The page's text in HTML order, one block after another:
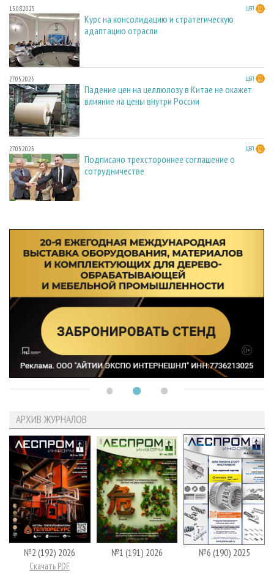
15.08.2025 ЦБП
Курс на консолидацию и стратегическую
адаптацию отрасли
27.05.2025 ЦБП
Падение цен на целлюлозу в Китае не окажет
влияние на цены внутри России
27.05.2025 ЦБП
Подписано трехстороннее соглашение о
сотрудничестве
АРХИВ ЖУРНАЛОВ
№2 (192) 2026
Скачать PDF
№1 (191) 2026 №6 (190) 2025